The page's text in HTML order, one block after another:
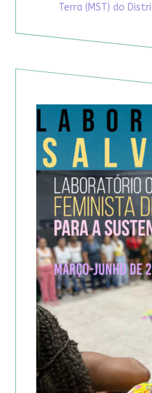
Terra (MST) do